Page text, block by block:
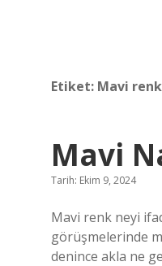
Etiket: Mavi
Mavi
Tarih: Ekim 9, 2024
Mavi renk neyi
görüşmelerinde
denince akla ne